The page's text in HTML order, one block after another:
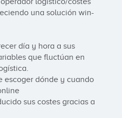
una solución win-
día y hora a sus
que fluctúan en
escoger dónde y cuando
sus costes gracias a